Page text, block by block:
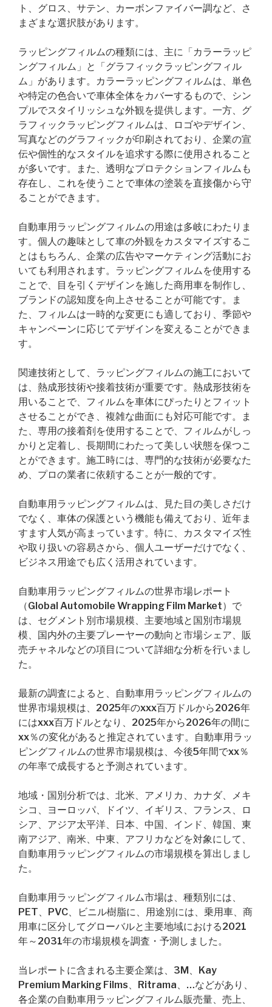
ト、グロス、サテン、カーボンファイバー調など、さ
まざまな選択肢があります。
ラッピングフィルムの種類には、主に「カラーラッピ
ングフィルム」と「グラフィックラッピングフィル
ム」があります。カラーラッピングフィルムは、単色
や特定の色合いで車体全体をカバーするもので、シン
プルでスタイリッシュな外観を提供します。一方、グ
ラフィックラッピングフィルムは、ロゴやデザイン、
写真などのグラフィックが印刷されており、企業の宣
伝や個性的なスタイルを追求する際に使用されること
が多いです。また、透明なプロテクションフィルムも
存在し、これを使うことで車体の塗装を直接傷から守
ることができます。
自動車用ラッピングフィルムの用途は多岐にわたりま
す。個人の趣味として車の外観をカスタマイズするこ
とはもちろん、企業の広告やマーケティング活動にお
いても利用されます。ラッピングフィルムを使用する
ことで、目を引くデザインを施した商用車を制作し、
ブランドの認知度を向上させることが可能です。ま
た、フィルムは一時的な変更にも適しており、季節や
キャンペーンに応じてデザインを変えることができま
す。
関連技術として、ラッピングフィルムの施工において
は、熱成形技術や接着技術が重要です。熱成形技術を
用いることで、フィルムを車体にぴったりとフィット
させることができ、複雑な曲面にも対応可能です。ま
た、専用の接着剤を使用することで、フィルムがしっ
かりと定着し、長期間にわたって美しい状態を保つこ
とができます。施工時には、専門的な技術が必要なた
め、プロの業者に依頼することが一般的です。
自動車用ラッピングフィルムは、見た目の美しさだけ
でなく、車体の保護という機能も備えており、近年ま
すます人気が高まっています。特に、カスタマイズ性
や取り扱いの容易さから、個人ユーザーだけでなく、
ビジネス用途でも広く活用されています。
自動車用ラッピングフィルムの世界市場レポート
（Global Automobile Wrapping Film Market）で
は、セグメント別市場規模、主要地域と国別市場規
模、国内外の主要プレーヤーの動向と市場シェア、販
売チャネルなどの項目について詳細な分析を行いまし
た。
最新の調査によると、自動車用ラッピングフィルムの
世界市場規模は、2025年のxxx百万ドルから2026年
にはxxx百万ドルとなり、2025年から2026年の間に
xx％の変化があると推定されています。自動車用ラッ
ピングフィルムの世界市場規模は、今後5年間でxx％
の年率で成長すると予測されています。
地域・国別分析では、北米、アメリカ、カナダ、メキ
シコ、ヨーロッパ、ドイツ、イギリス、フランス、ロ
シア、アジア太平洋、日本、中国、インド、韓国、東
南アジア、南米、中東、アフリカなどを対象にして、
自動車用ラッピングフィルムの市場規模を算出しまし
た。
自動車用ラッピングフィルム市場は、種類別には、
PET、PVC、ビニル樹脂に、用途別には、乗用車、商
用車に区分してグローバルと主要地域における2021
年～2031年の市場規模を調査・予測しました。
当レポートに含まれる主要企業は、3M、Kay
Premium Marking Films、Ritrama、…などがあり、
各企業の自動車用ラッピングフィルム販売量、売上、